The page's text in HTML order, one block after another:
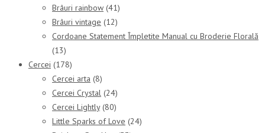
Brâuri rainbow (41)
Brâuri vintage (12)
Cordoane Statement Împletite Manual cu Broderie Florală
(13)
Cercei (178)
Cercei arta (8)
Cercei Crystal (24)
Cercei Lightly (80)
Little Sparks of Love (24)